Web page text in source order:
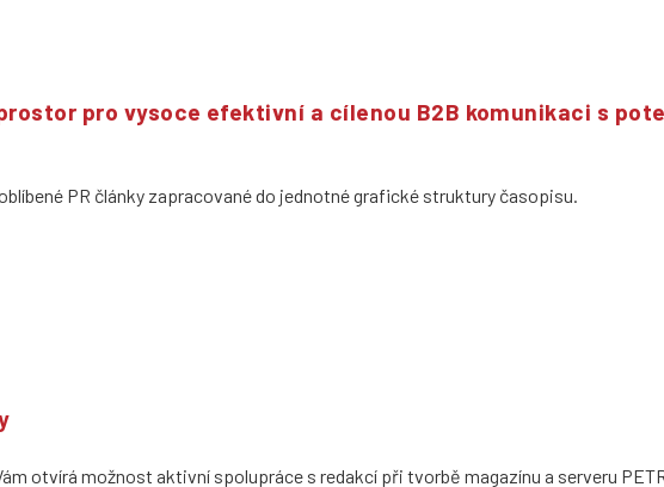
pro vysoce efektivní a cílenou B2B komunikaci s
PR články zapracované do jednotné grafické struktury časopisu.
otvírá možnost aktivní spolupráce s redakcí při tvorbě magazínu a serveru